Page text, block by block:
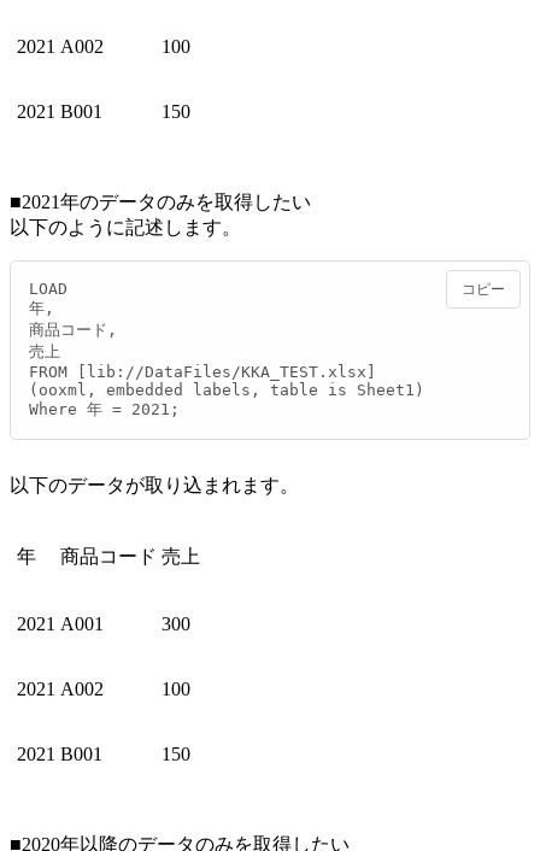
2021 A002 100
2021 B001 150
■2021年のデータのみを取得したい
以下のように記述します。
LOAD
年,
商品コード,
売上
FROM [lib://DataFiles/KKA_TEST.xlsx]
(ooxml, embedded labels, table is Sheet1)
Where 年 = 2021;
コピー
以下のデータが取り込まれます。
年 商品コード 売上
2021 A001 300
2021 A002 100
2021 B001 150
■2020年以降のデータのみを取得したい